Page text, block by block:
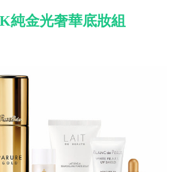
純金光奢華底妝組